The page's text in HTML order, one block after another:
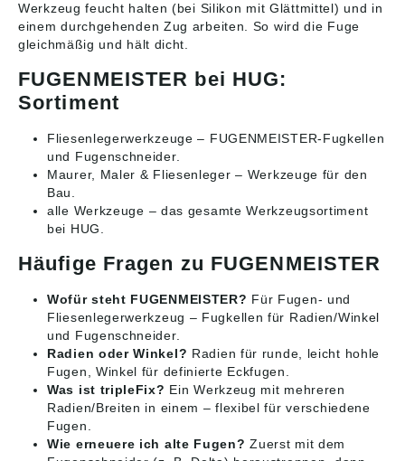
Werkzeug feucht halten (bei Silikon mit Glättmittel) und in
einem durchgehenden Zug arbeiten. So wird die Fuge
gleichmäßig und hält dicht.
FUGENMEISTER bei HUG:
Sortiment
Fliesenlegerwerkzeuge – FUGENMEISTER-Fugkellen
und Fugenschneider.
Maurer, Maler & Fliesenleger – Werkzeuge für den
Bau.
alle Werkzeuge – das gesamte Werkzeugsortiment
bei HUG.
Häufige Fragen zu FUGENMEISTER
Wofür steht FUGENMEISTER? Für Fugen- und
Fliesenlegerwerkzeug – Fugkellen für Radien/Winkel
und Fugenschneider.
Radien oder Winkel? Radien für runde, leicht hohle
Fugen, Winkel für definierte Eckfugen.
Was ist tripleFix? Ein Werkzeug mit mehreren
Radien/Breiten in einem – flexibel für verschiedene
Fugen.
Wie erneuere ich alte Fugen? Zuerst mit dem